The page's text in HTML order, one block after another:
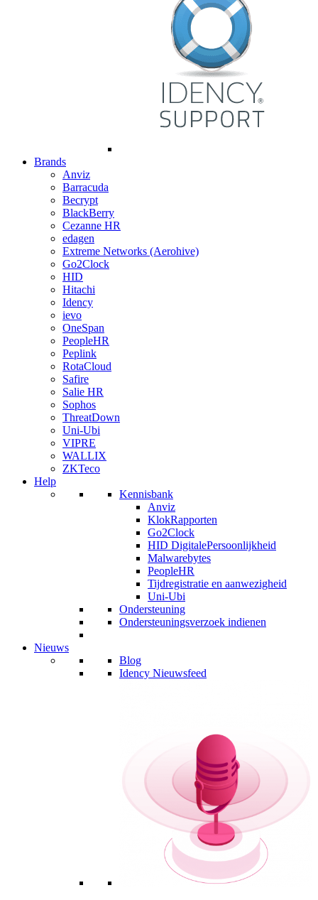
Brands
Anviz
Barracuda
Becrypt
BlackBerry
Cezanne HR
edagen
Extreme Networks (Aerohive)
Go2Clock
HID
Hitachi
Idency
ievo
OneSpan
PeopleHR
Peplink
RotaCloud
Safire
Salie HR
Sophos
ThreatDown
Uni-Ubi
VIPRE
WALLIX
ZKTeco
Help
Kennisbank
Anviz
KlokRapporten
Go2Clock
HID DigitalePersoonlijkheid
Malwarebytes
PeopleHR
Tijdregistratie en aanwezigheid
Uni-Ubi
Ondersteuning
Ondersteuningsverzoek indienen
Nieuws
Blog
Idency Nieuwsfeed